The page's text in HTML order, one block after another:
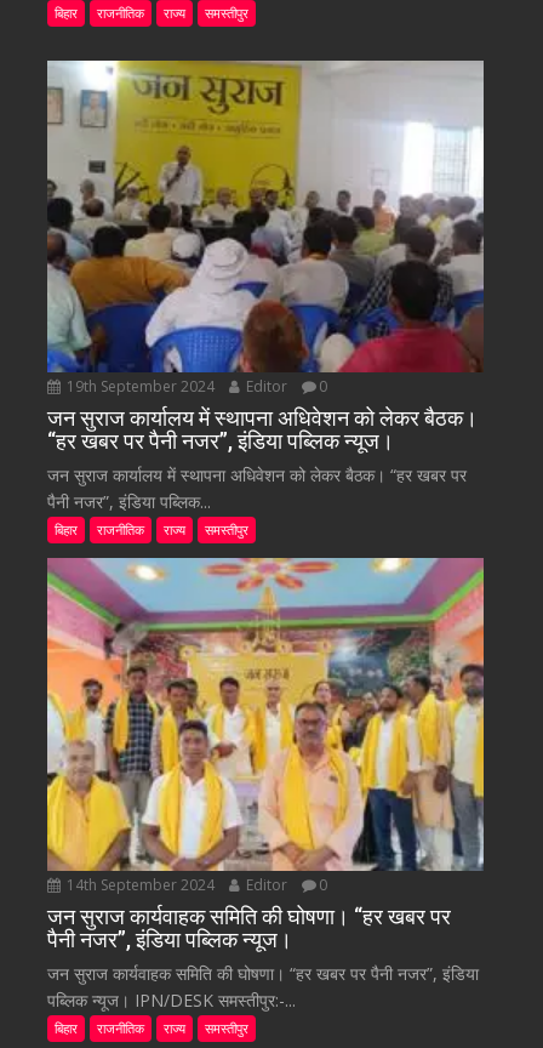
बिहार राजनीतिक राज्य समस्तीपुर
19th September 2024 Editor 0
जन सुराज कार्यालय में स्थापना अधिवेशन को लेकर बैठक।
“हर खबर पर पैनी नजर”, इंडिया पब्लिक न्यूज।
जन सुराज कार्यालय में स्थापना अधिवेशन को लेकर बैठक। “हर खबर पर
पैनी नजर”, इंडिया पब्लिक...
बिहार राजनीतिक राज्य समस्तीपुर
14th September 2024 Editor 0
जन सुराज कार्यवाहक समिति की घोषणा। “हर खबर पर
पैनी नजर”, इंडिया पब्लिक न्यूज।
जन सुराज कार्यवाहक समिति की घोषणा। “हर खबर पर पैनी नजर”, इंडिया
पब्लिक न्यूज। IPN/DESK समस्तीपुर:-...
बिहार राजनीतिक राज्य समस्तीपुर